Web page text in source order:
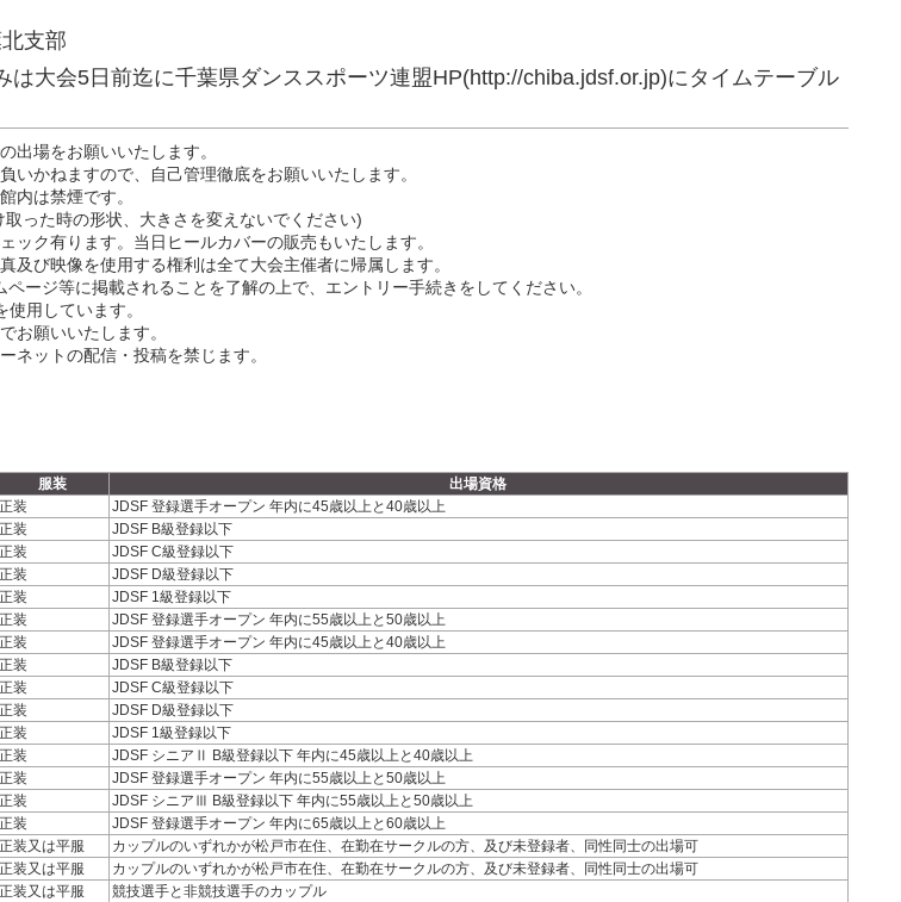
支部
大会5日前迄に千葉県ダンススポーツ連盟HP(http://chiba.jdsf.or.jp)にタイムテーブル
出場をお願いいたします。
いかねますので、自己管理徹底をお願いいたします。
内は禁煙です。
った時の形状、大きさを変えないでください)
ック有ります。当日ヒールカバーの販売もいたします。
及び映像を使用する権利は全て大会主催者に帰属します。
ージ等に掲載されることを了解の上で、エントリー手続きをしてください。
用しています。
お願いいたします。
ネットの配信・投稿を禁じます。
服装
出場資格
正装
JDSF 登録選手オープン 年内に45歳以上と40歳以上
正装
JDSF B級登録以下
正装
JDSF C級登録以下
正装
JDSF D級登録以下
正装
JDSF 1級登録以下
正装
JDSF 登録選手オープン 年内に55歳以上と50歳以上
正装
JDSF 登録選手オープン 年内に45歳以上と40歳以上
正装
JDSF B級登録以下
正装
JDSF C級登録以下
正装
JDSF D級登録以下
正装
JDSF 1級登録以下
正装
JDSF シニアⅡ B級登録以下 年内に45歳以上と40歳以上
正装
JDSF 登録選手オープン 年内に55歳以上と50歳以上
正装
JDSF シニアⅢ B級登録以下 年内に55歳以上と50歳以上
正装
JDSF 登録選手オープン 年内に65歳以上と60歳以上
正装又は平服
カップルのいずれかが松戸市在住、在勤在サークルの方、及び未登録者、同性同士の出場可
正装又は平服
カップルのいずれかが松戸市在住、在勤在サークルの方、及び未登録者、同性同士の出場可
正装又は平服 競技選手と非競技選手のカップル